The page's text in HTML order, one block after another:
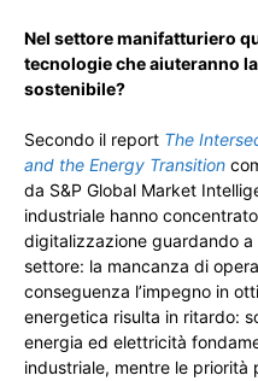
Nel settore manifatturiero
tecnologie che aiuteranno
sostenibile?
Secondo il report The
and the Energy Transition
da S&P Global Market
industriale hanno
digitalizzazione guardando
settore: la mancanza di
conseguenza l’impegno in
energetica risulta in ritardo:
energia ed elettricità
industriale, mentre le